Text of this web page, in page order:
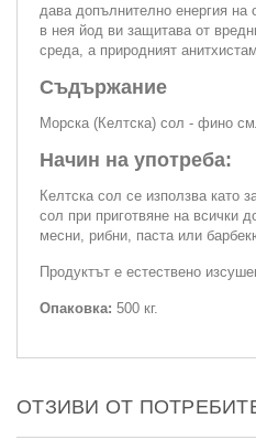
дава допълнително енергия
в нея йод ви защитава от
среда, а природният
Съдържание
Морска (Келтска) сол - фино
Начин на употреба:
Келтска сол се използва като
сол при приготвяне на всички
месни, рибни, паста или
Продуктът е естествено
Опаковка: 500 кг.
ОТЗИВИ ОТ